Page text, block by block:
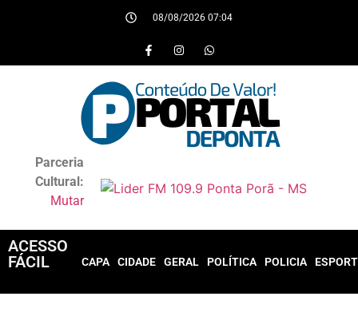
08/08/2026 07:04
Parceria
Cultural:
Mutar
ACESSO
FÁCIL
CAPA CIDADE GERAL POLÍTICA POLICIA